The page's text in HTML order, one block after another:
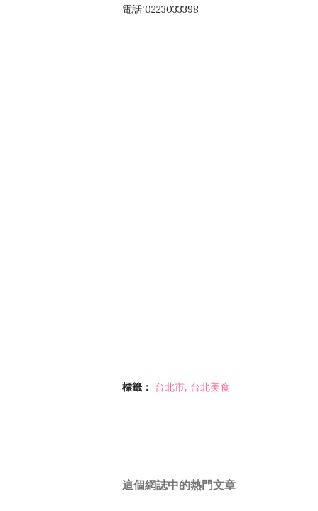
電話:0223033398
標籤： 台北市 台北美食
這個網誌中的熱門文章